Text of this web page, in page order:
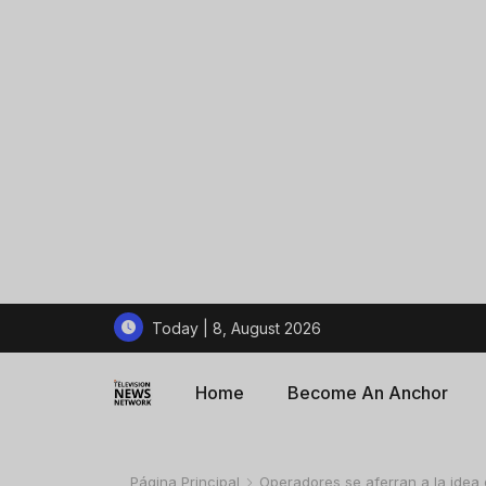
Today | 8, August 2026
Home Become An Anchor
Página Principal Operadores se aferran a la